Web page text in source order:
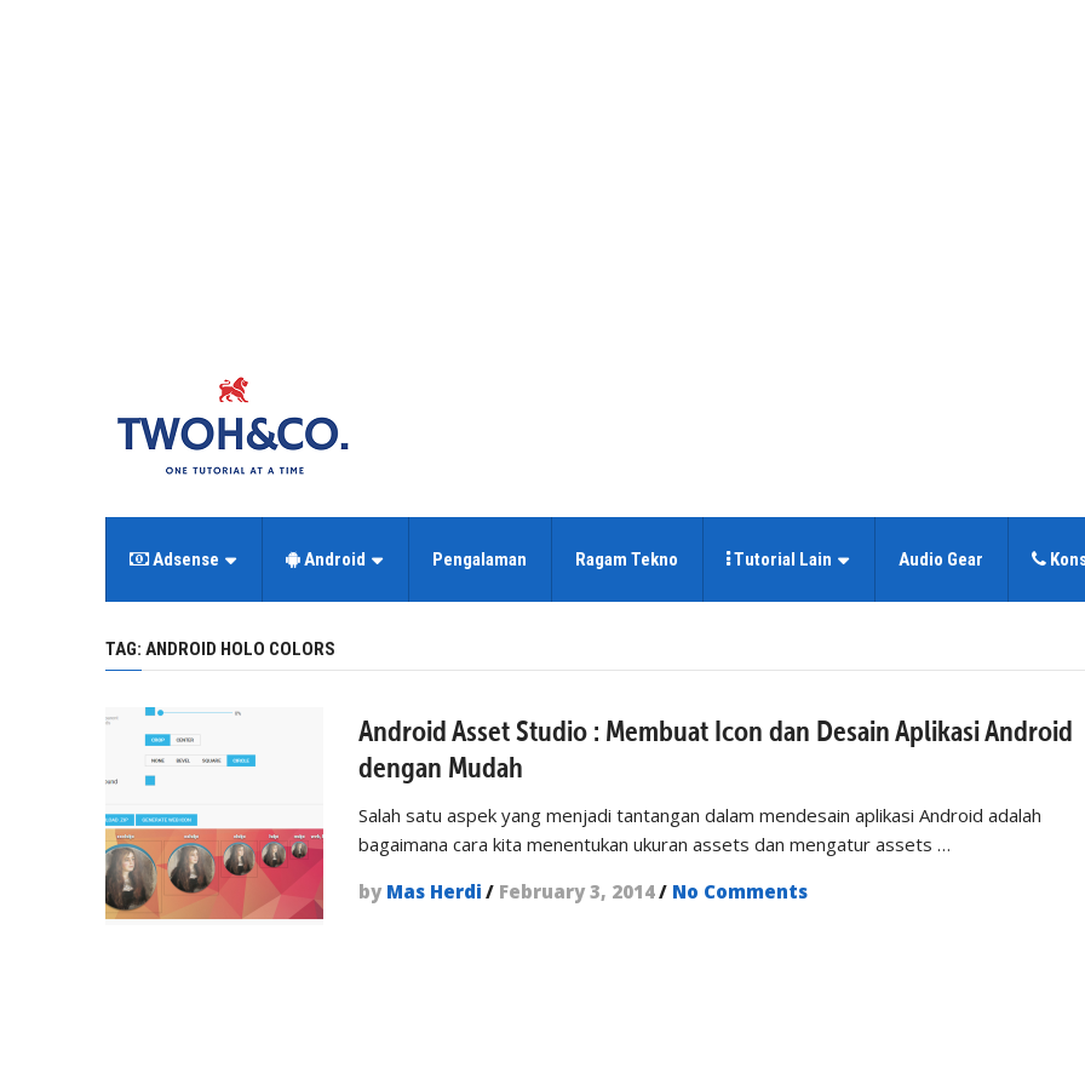
Adsense Android Pengalaman Ragam Tekno Tutorial Lain Audio Gear
TAG: ANDROID HOLO COLORS
Android Asset Studio : Membuat Icon dan Desain Aplikasi Android
dengan Mudah
Salah satu aspek yang menjadi tantangan dalam mendesain aplikasi Android adalah
bagaimana cara kita menentukan ukuran assets dan mengatur assets …
by Mas Herdi / February 3, 2014/ No Comments